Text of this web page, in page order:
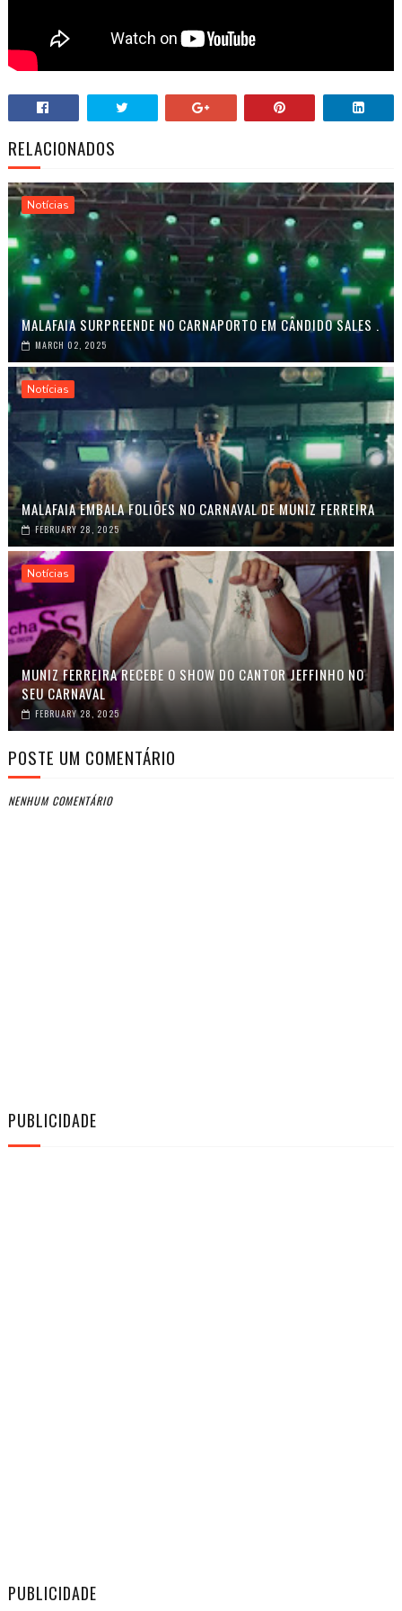
RELACIONADOS
Notícias
MALAFAIA SURPREENDE NO CARNAPORTO EM CÂNDIDO SALES .
MARCH 02, 2025
Notícias
MALAFAIA EMBALA FOLIÕES NO CARNAVAL DE MUNIZ FERREIRA
FEBRUARY 28, 2025
Notícias
MUNIZ FERREIRA RECEBE O SHOW DO CANTOR JEFFINHO NO
SEU CARNAVAL
FEBRUARY 28, 2025
POSTE UM COMENTÁRIO
NENHUM COMENTÁRIO
PUBLICIDADE
PUBLICIDADE